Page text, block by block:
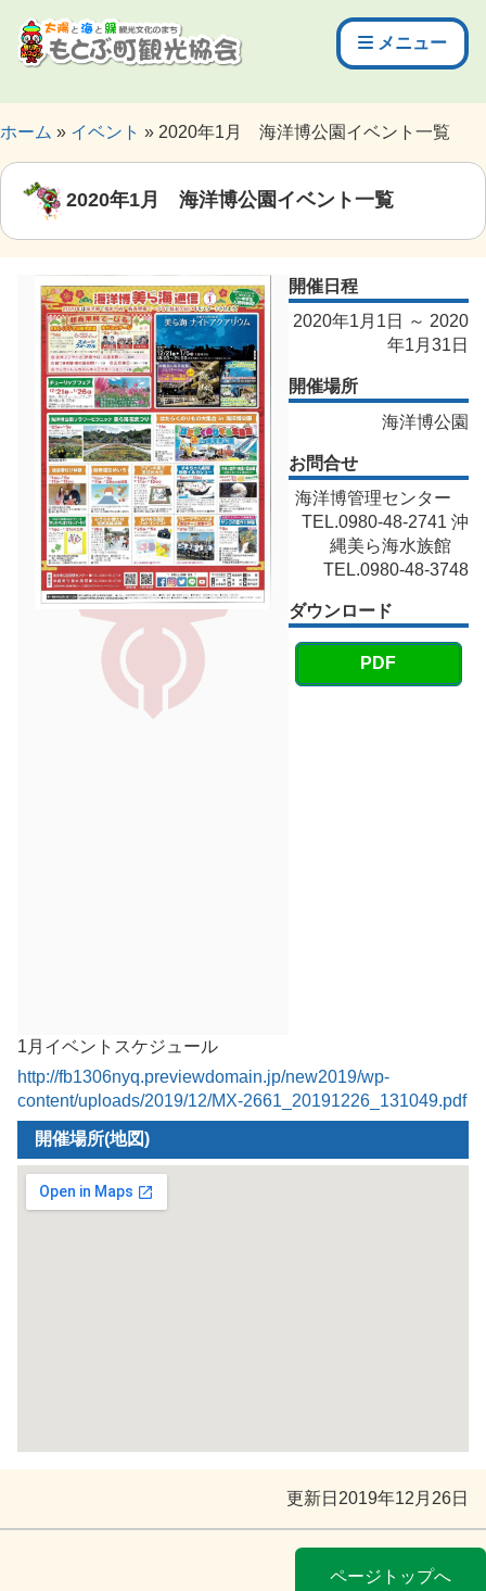
メニュー
ホーム イベント 2020年1月 海洋博公園イベント一覧
2020年1月 海洋博公園イベント一覧
開催日程
2020年1月1日 ～ 2020
年1月31日
開催場所
海洋博公園
お問合せ
海洋博管理センター
TEL.0980-48-2741 沖
縄美ら海水族館
TEL.0980-48-3748
ダウンロード
PDF
1月イベントスケジュール
http://fb1306nyq.previewdomain.jp/new2019/wp-
content/uploads/2019/12/MX-2661_20191226_131049.pdf
開催場所(地図)
更新日 2019年12月26日
ページトップへ